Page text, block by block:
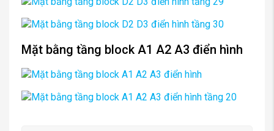
Mặt bằng tầng block A1 A2 A3 điển hình